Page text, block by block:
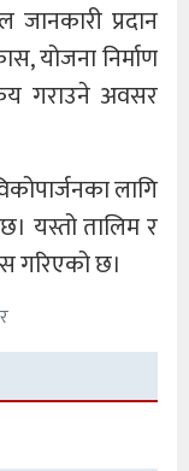
प्रदान
योजना निर्माण
गराउने अवसर
लागि
यस्तो तालिम र
गरिएको छ।